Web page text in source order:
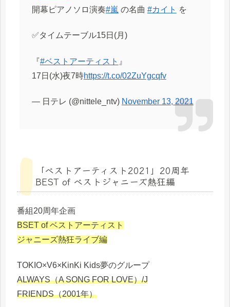
開幕ピアノソロ演奏#嵐 の名曲 #カイト を
✅タイムテーブル15日(月)
『#ベストアーティスト 』
17日(水)夜7時https://t.co/02ZuYgcqfv
— 日テレ (@nittele_ntv) November 13, 2021
「ベストアーティスト2021」20周年
BEST of ベストジャニーズ熱狂編
番組20周年企画
BSET of ベストアーティスト
ジャニーズ熱狂ライブ編
TOKIO×V6×KinKi Kids夢のグループ
ALWAYS（A SONG FOR LOVE）/J
FRIENDS（2001年）